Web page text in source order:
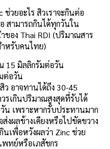
วยอะไร สิวเราจะกินต่อ
สามารถกินได้ทุกวันใน
อง Thai RDI (ปริมาณสาร
หรับคนไทย)
15 มิลลิกรัมต่อวัน
ต่อวัน
ว อาจทานได้ถึง 30-45
รเกินปริมาณสูงสุดที่รับได้
น เพราะหากรับประทานมาก
งผลข้างเคียงหรือไปขัดขวาง
เพื่อหวังผลว่า Zinc ช่วย
พทย์หรือเภสัชกร